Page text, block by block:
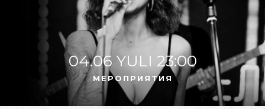
04.06 YULI 23:00
МЕРОПРИЯТИЯ